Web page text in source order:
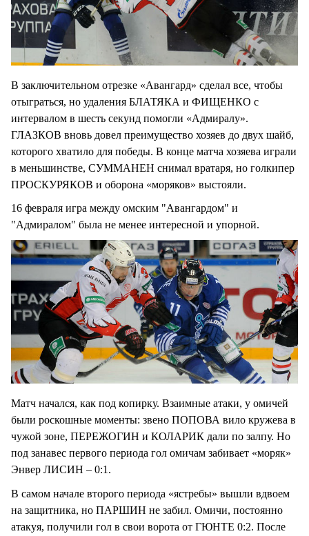
В заключительном отрезке «Авангард» сделал все, чтобы
отыграться, но удаления БЛАТЯКА и ФИЩЕНКО с
интервалом в шесть секунд помогли «Адмиралу».
ГЛАЗКОВ вновь довел преимущество хозяев до двух шайб,
которого хватило для победы. В конце матча хозяева играли
в меньшинстве, СУММАНЕН снимал вратаря, но голкипер
ПРОСКУРЯКОВ и оборона «моряков» выстояли.
16 февраля игра между омским "Авангардом" и
"Адмиралом" была не менее интересной и упорной.
Матч начался, как под копирку. Взаимные атаки, у омичей
были роскошные моменты: звено ПОПОВА вило кружева в
чужой зоне, ПЕРЕЖОГИН и КОЛАРИК дали по залпу. Но
под занавес первого периода гол омичам забивает «моряк»
Энвер ЛИСИН – 0:1.
В самом начале второго периода «ястребы» вышли вдвоем
на защитника, но ПАРШИН не забил. Омичи, постоянно
атакуя, получили гол в свои ворота от ГЮНТЕ 0:2. После